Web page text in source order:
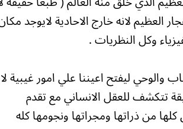
العظيم لانه خارج الاحادية لايوجد
وكل النظريات .
والوحي ليفتح اعيننا علي امور غيبية لا
تتكشف للعقل الانساني مع تقدم
من ذراتها ومجراتها ونجومها كله